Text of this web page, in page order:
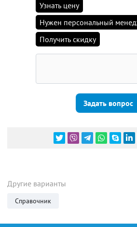
Узнать цену
Нужен персональный
Получить скидку
Задать вопрос
Другие варианты
Справочник